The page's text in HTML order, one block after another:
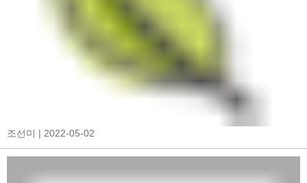
조선미 | 2022-05-02